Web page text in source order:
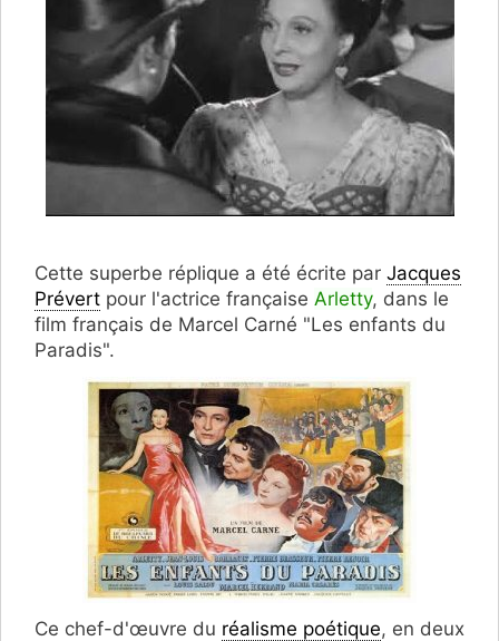
Cette superbe réplique a été écrite par Jacques
Prévert pour l'actrice française Arletty, dans le
film français de Marcel Carné "Les enfants du
Paradis".
Ce chef-d'œuvre du réalisme poétique, en deux